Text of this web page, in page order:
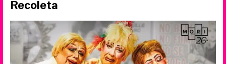
Recoleta